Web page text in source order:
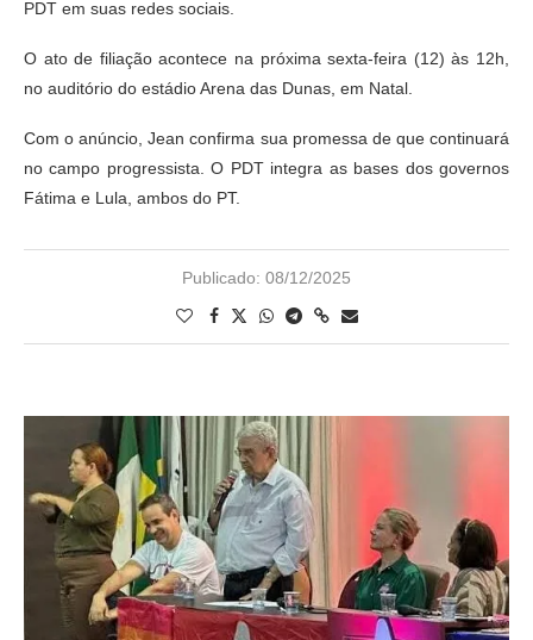
PDT em suas redes sociais.
O ato de filiação acontece na próxima sexta-feira (12) às 12h,
no auditório do estádio Arena das Dunas, em Natal.
Com o anúncio, Jean confirma sua promessa de que continuará
no campo progressista. O PDT integra as bases dos governos
Fátima e Lula, ambos do PT.
Publicado: 08/12/2025